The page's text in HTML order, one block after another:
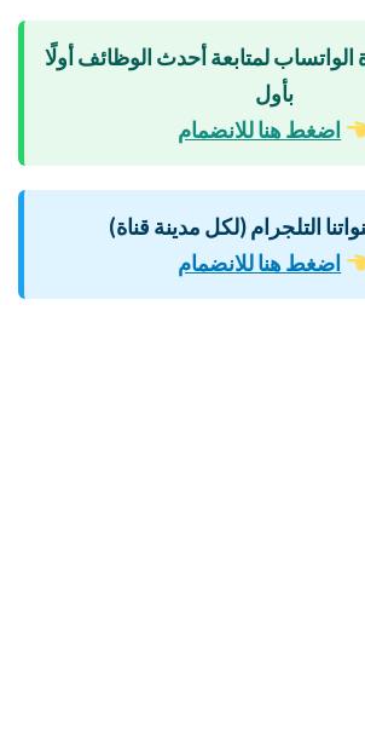
الواتساب لمتابعة أحدث الوظائف أولًا
بأول
اضغط هنا للانضمام
التلجرام (لكل مدينة قناة)
اضغط هنا للانضمام